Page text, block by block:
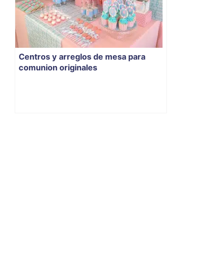
Centros y arreglos de mesa para
comunion originales